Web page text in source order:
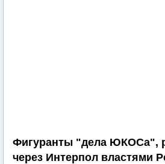
Фигуранты "дела ЮКОСа",
через Интерпол властями